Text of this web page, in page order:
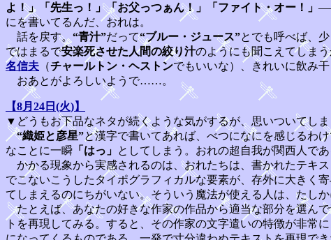
よ！」「先生っ！」「お父っつぁん！」「ファイト・オー！」
にを書いてるんだ、おれは。
話を戻す。 “青汁”だって“ブルー・ジュース”とでも呼べば、
ではまるで安楽死させた人間の絞り汁のようにも聞こえてしま
名信夫 （チャールトン・ヘストンでもいいな）、きれいに飲み
おあとがよろしいようで……。
【8月24日(火)】
▼どうもお下品なネタが続くような気がするが、思いついてしま
“織姫と彦星”と漢字で書いてあれば、べつになにを感じるわ
なことに一瞬 「はっ」 としてしまう。おれの超自我が関西人で
かかる現象から実感されるのは、おれたちは、書かれたテキス
でこないこうしたタイポグラフィカルな要素が、存外に大きく
てしまえるのにちがいない。そういう魔法が使える人は、たしか
たとえば、あなたの好きな作家の作品から適当な部分を選ん
トを再現してみる。すると、その作家の文字遣いの特徴が非常